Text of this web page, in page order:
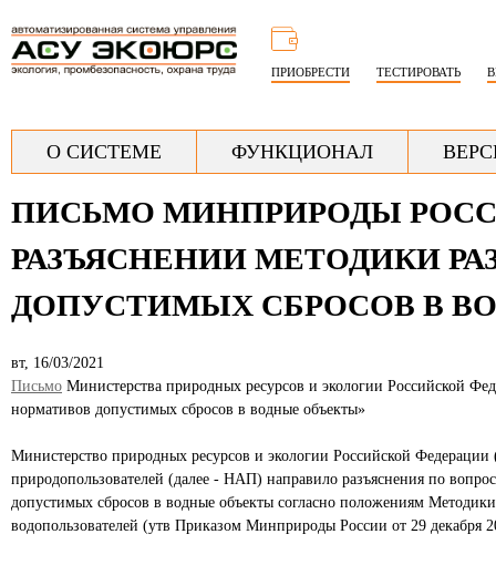
к
ПРИОБРЕСТИ ТЕСТИРОВАТЬ
л
а
в
о
О СИСТЕМЕ ФУНКЦИОНАЛ
ПИСЬМО МИНПРИРОДЫ РОССИИ
РАЗЪЯСНЕНИИ МЕТОДИКИ
ДОПУСТИМЫХ СБРОСОВ В
вт, 16/03/2021
Письмо Министерства природных ресурсов и экологии Российской
нормативов допустимых сбросов в водные объекты»
Министерство природных ресурсов и экологии Российской
природопользователей (далее - НАП) направило разъяснения по
допустимых сбросов в водные объекты согласно положениям
водопользователей (утв Приказом Минприроды России от 29 декабря